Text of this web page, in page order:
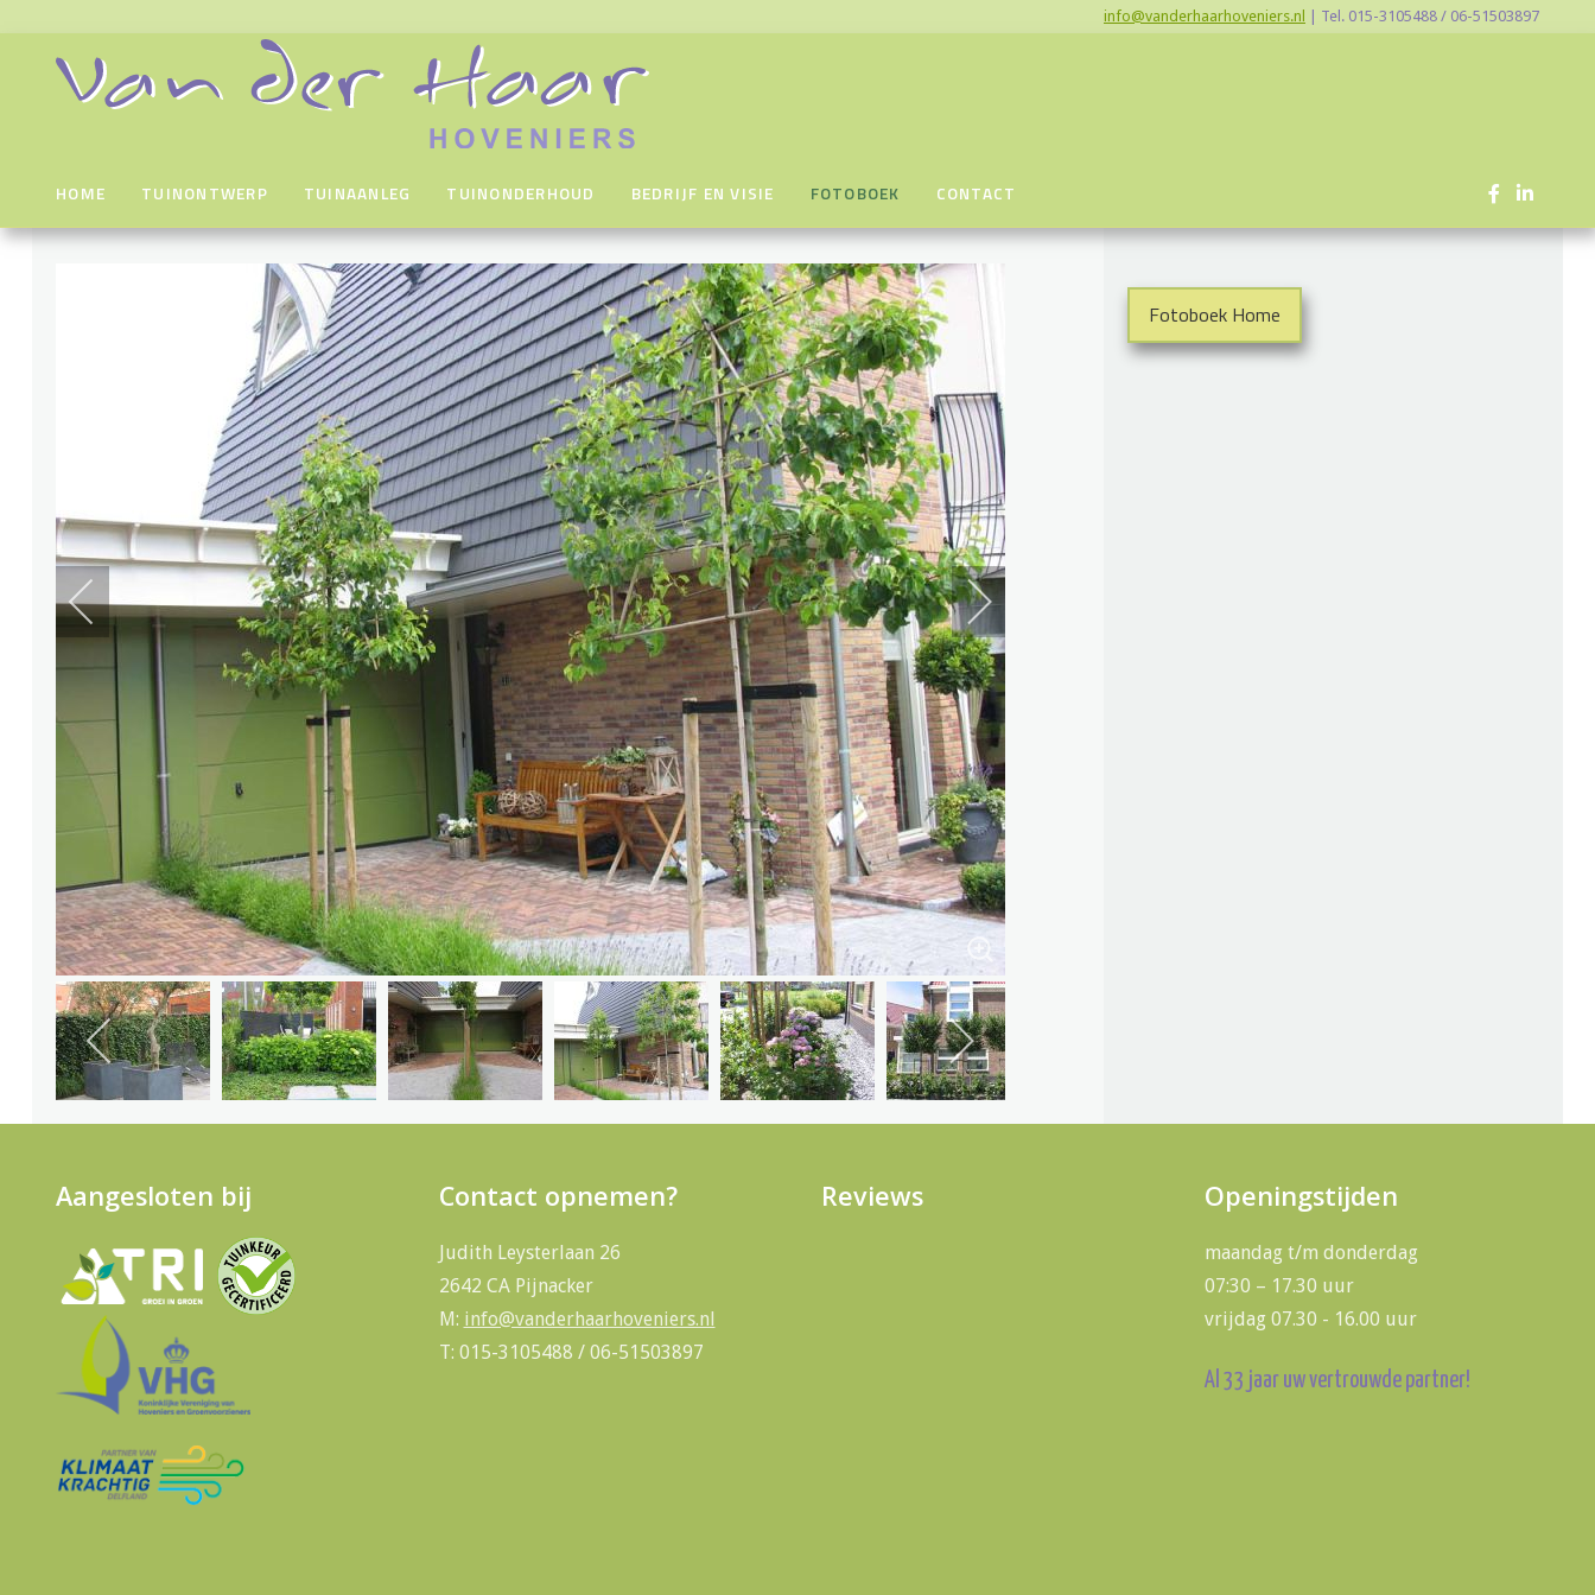
info@vanderhaarhoveniers.nl Tel. 015-3105488 / 06-51503897
HOME TUINONTWERP TUINAANLEG TUINONDERHOUD BEDRIJF EN VISIE FOTOBOEK CONTACT
Fotoboek Home
Aangesloten bij Contact opnemen?
Judith Leysterlaan 26
2642 CA Pijnacker
M: info@vanderhaarhoveniers.nl
T: 015-3105488 / 06-51503897
Reviews Openingstijden
maandag t/m donderdag
07:30 – 17.30 uur
vrijdag 07.30 - 16.00 uur
Al 33 jaar uw vertrouwde partner!